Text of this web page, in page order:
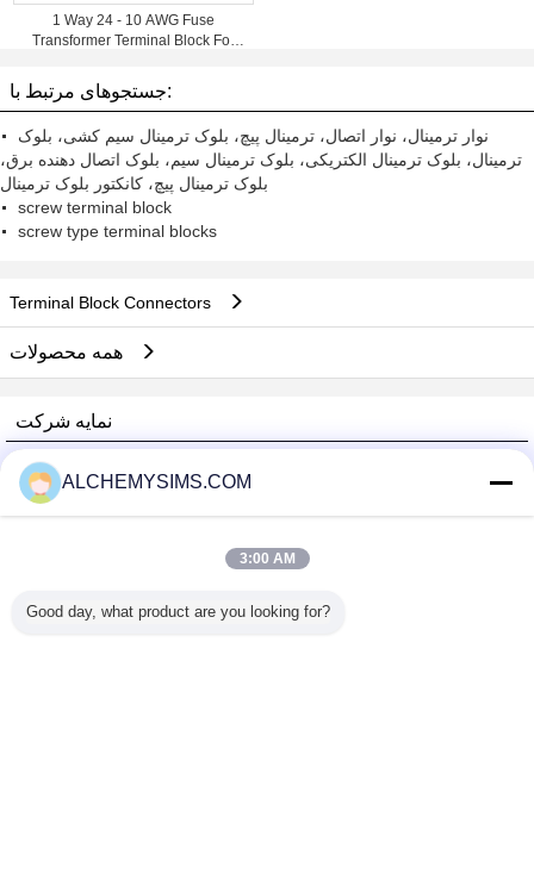
1 Way 24 - 10 AWG Fuse
Transformer Terminal Block For
جستجوهای مرتبط با:
نوار ترمینال، نوار اتصال، ترمینال پیچ، بلوک ترمینال سیم کشی، بلوک
ترمینال، بلوک ترمینال الکتریکی، بلوک ترمینال سیم، بلوک اتصال دهنده برق،
بلوک ترمینال پیچ، کانکتور بلوک ترمینال
screw terminal block
screw type terminal blocks
Terminal Block Connectors
نمایه شرکت
Shenzhen City Breaker Co., Ltd.
تامین کنندگان تایید شده
ALCHEMYSIMS.COM
3:00 AM
Good day, what product are you looking for?